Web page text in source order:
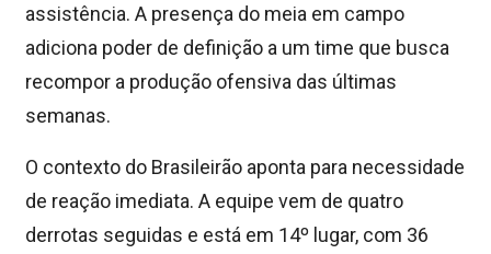
assistência. A presença do meia em campo
adiciona poder de definição a um time que busca
recompor a produção ofensiva das últimas
semanas.
O contexto do Brasileirão aponta para necessidade
de reação imediata. A equipe vem de quatro
derrotas seguidas e está em 14º lugar, com 36